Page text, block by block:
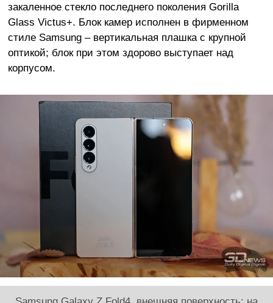
закаленное стекло последнего поколения Gorilla
Glass Victus+. Блок камер исполнен в фирменном
стиле Samsung – вертикальная плашка с крупной
оптикой; блок при этом здорово выступает над
корпусом.